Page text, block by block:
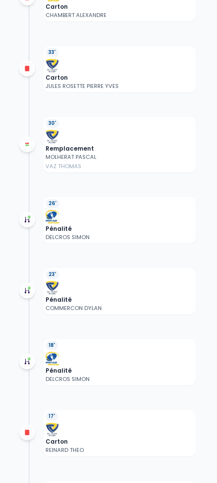
Carton
CHAMBERT ALEXANDRE
33'
Carton
JULES ROSETTE PIERRE YVES
30'
Remplacement
MOLHERAT PASCAL
VAZ THOMAS
26'
Pénalité
DELCROS SIMON
23'
Pénalité
COMMERCON DYLAN
18'
Pénalité
DELCROS SIMON
17'
Carton
REINARD THEO